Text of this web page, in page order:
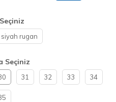
siyah rugan
Seçiniz
31 32 33 34